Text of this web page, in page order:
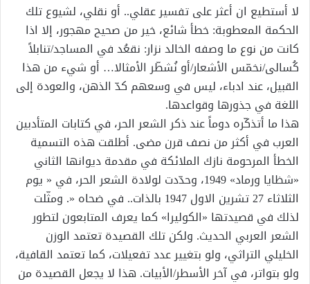
لا أستطيع ان أعثر على تفسير عقلي.. أو نقلي، لشيوع تلك
الحكمة المعطوبة: خطأ شائع، خير من صحيح مهجور، إلا اذا
كانت من نوع ما وصفه الخالد نزار: نقعُد في المساجد/تنابلاً
كُسالى/نخمّس الأشعار/أو نُشطّر الأمثالا… أو شيء من هذا
القبيل، عند ادباء، ليس في وسعهم كدّ الذهن، والعودة إلى
اللغة في جذورها وقواعدها.
هذا ما أتذكّره دوماً عند ذكر الشعر الحر، في كتابات المتأدبين
العرب في أكثر من نصف قرن مضى. أطلقت هذه التسمية
الخطأ المرحومة نازك الملائكة في مقدمة ديوانها الثاني
«شظايا ورماد» 1949، وحدّدت لولادة الشعر الحر، في « يوم
الثلاثاء 27 تشرين الاول 1947 بالذات.. في ضحاه «. ومثّلت
لذلك في قصيدتها «الكوليرا» كما يعرف المتابعون لتطور
الشعر العربي الحديث. ولكن تلك القصيدة تعتمد الوزن
الخليلي التراثي، ولو بتغيير عدد تفعيلات، كما تعتمد القافية،
ولو بتواتر، في آخر الأسطر/الأبيات. هذا لا يجعل القصيدة من